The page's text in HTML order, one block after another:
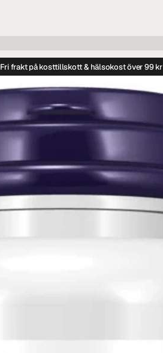
Fri frakt på kosttillskott & hälsokost över 99 kr